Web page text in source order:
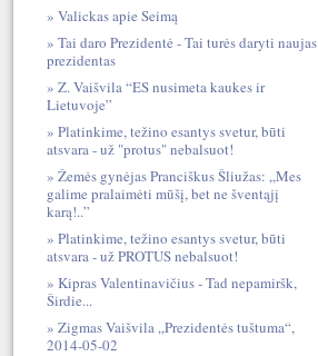
Valickas apie Seimą
Tai daro Prezidentė - Tai turės daryti naujas
prezidentas
Z. Vaišvila “ES nusimeta kaukes ir
Lietuvoje”
Platinkime, težino esantys svetur, būti
atsvara - už "protus" nebalsuot!
Žemės gynėjas Pranciškus Šliužas: „Mes
galime pralaimėti mūšį, bet ne šventąjį
karą!..”
Platinkime, težino esantys svetur, būti
atsvara - už PROTUS nebalsuot!
Kipras Valentinavičius - Tad nepamiršk,
Širdie...
Zigmas Vaišvila „Prezidentės tuštuma“,
2014-05-02